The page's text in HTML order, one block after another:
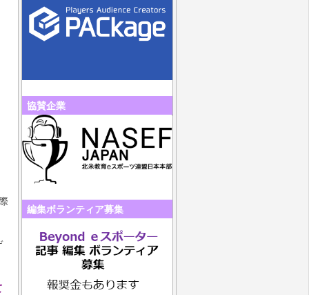
協賛企業
編集ボランティア募集